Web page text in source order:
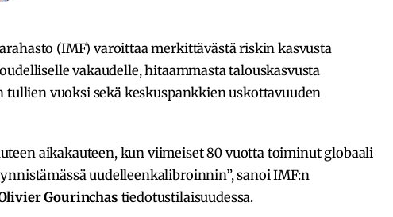
(IMF) varoittaa merkittävästä riskin kasvusta
vakaudelle, hitaammasta talouskasvusta
vuoksi sekä keskuspankkien uskottavuuden
aikakauteen, kun viimeiset 80 vuotta toiminut globaali
uudelleenkalibroinnin”, sanoi IMF:n
Gourinchas tiedotustilaisuudessa.